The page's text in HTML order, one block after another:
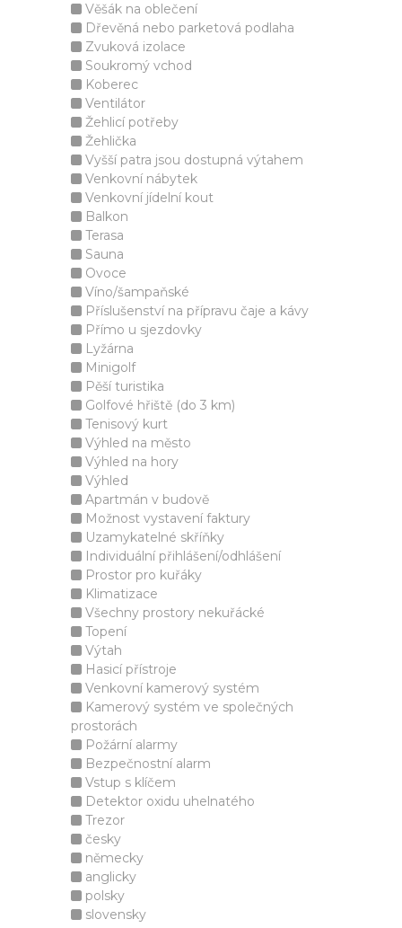
Věšák na oblečení
Dřevěná nebo parketová podlaha
Zvuková izolace
Soukromý vchod
Koberec
Ventilátor
Žehlicí potřeby
Žehlička
Vyšší patra jsou dostupná výtahem
Venkovní nábytek
Venkovní jídelní kout
Balkon
Terasa
Sauna
Ovoce
Víno/šampaňské
Příslušenství na přípravu čaje a kávy
Přímo u sjezdovky
Lyžárna
Minigolf
Pěší turistika
Golfové hřiště (do 3 km)
Tenisový kurt
Výhled na město
Výhled na hory
Výhled
Apartmán v budově
Možnost vystavení faktury
Uzamykatelné skříňky
Individuální přihlášení/odhlášení
Prostor pro kuřáky
Klimatizace
Všechny prostory nekuřácké
Topení
Výtah
Hasicí přístroje
Venkovní kamerový systém
Kamerový systém ve společných
prostorách
Požární alarmy
Bezpečnostní alarm
Vstup s klíčem
Detektor oxidu uhelnatého
Trezor
česky
německy
anglicky
polsky
slovensky